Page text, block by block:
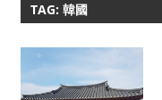
TAG: 韓國